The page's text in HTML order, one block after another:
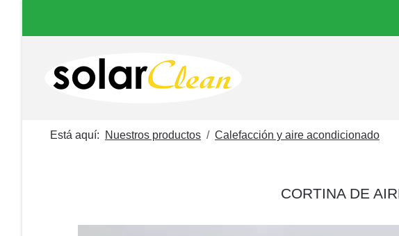
Está aquí: Nuestros productos Calefacción y aire acondicionado
CORTINA DE